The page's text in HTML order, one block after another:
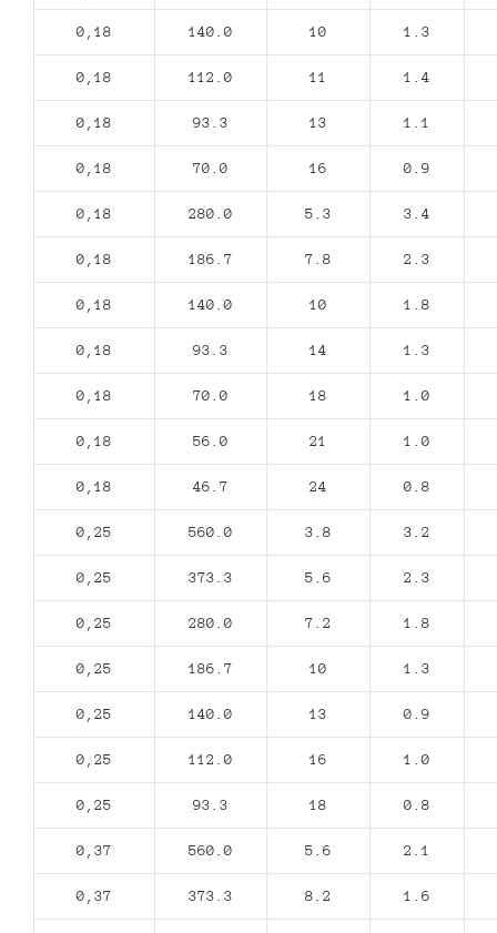
0,18 140.0 10 1.3
0,18 112.0 11 1.4
0,18 93.3 13 1.1
0,18 70.0 16 0.9
0,18 280.0 5.3 3.4
0,18 186.7 7.8 2.3
0,18 140.0 10 1.8
0,18 93.3 14 1.3
0,18 70.0 18 1.0
0,18 56.0 21 1.0
0,18 46.7 24 0.8
0,25 560.0 3.8 3.2
0,25 373.3 5.6 2.3
0,25 280.0 7.2 1.8
0,25 186.7 10 1.3
0,25 140.0 13 0.9
0,25 112.0 16 1.0
0,25 93.3 18 0.8
0,37 560.0 5.6 2.1
0,37 373.3 8.2 1.6